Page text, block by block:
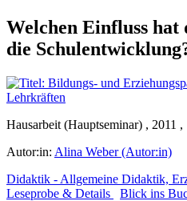
Welchen Einfluss
die
Hausarbeit (Hauptseminar) , 2011
Autor:in: Alina Weber (Autor:in)
Didaktik - Allgemeine Didaktik,
Leseprobe & Details
Blick ins